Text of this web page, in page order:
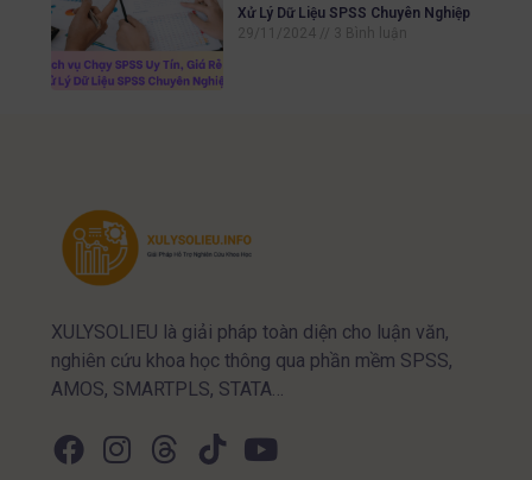
Xử Lý Dữ Liệu SPSS Chuyên Nghiệp
29/11/2024
3 Bình luận
XULYSOLIEU là giải pháp toàn diện cho luận văn,
nghiên cứu khoa học thông qua phần mềm SPSS,
AMOS, SMARTPLS, STATA…